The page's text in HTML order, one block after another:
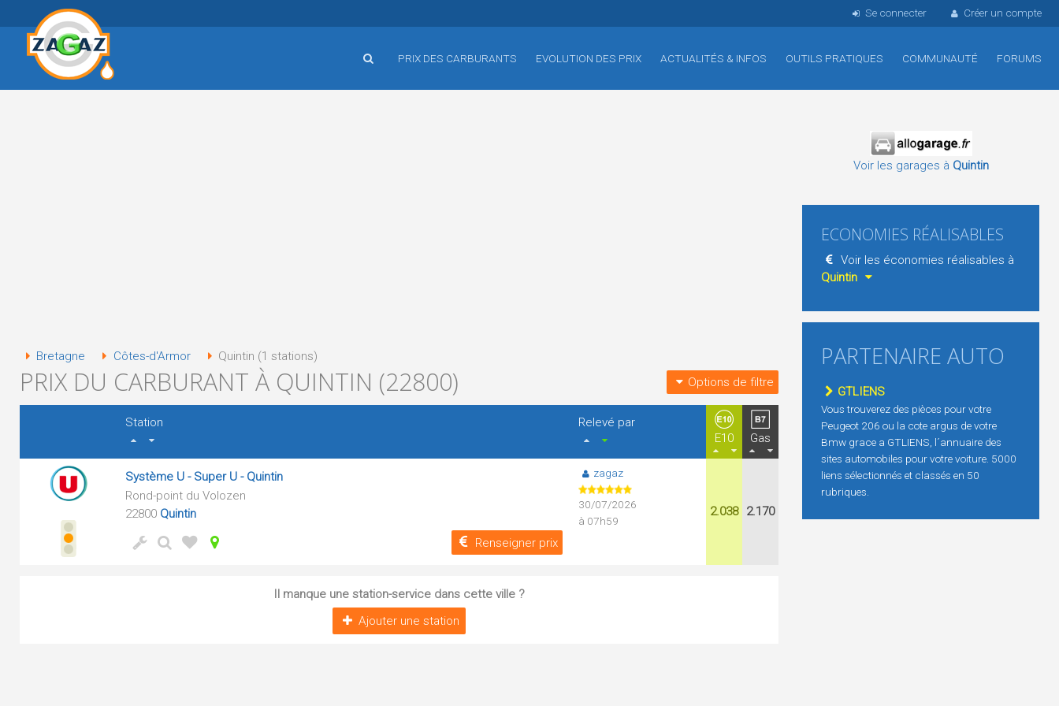
Se connecter Créer un compte
PRIX DES CARBURANTS EVOLUTION DES PRIX ACTUALITÉS & INFOS OUTILS PRATIQUES COMMUNAUTÉ FORUMS
Bretagne Côtes-d'Armor Quintin (1 stations)
PRIX DU CARBURANT À QUINTIN (22800) Options de filtre
Station
Relevé par
E10
Gas
Système U - Super U - Quintin
Rond-point du Volozen
22800 Quintin
Renseigner prix
zagaz
30/07/2026
à 07h59
2.038 2.170
Il manque une station-service dans cette ville ?
Ajouter une station
Voir les garages à Quintin
ECONOMIES RÉALISABLES
Voir les économies réalisables à
Quintin
PARTENAIRE AUTO
GTLIENS
Vous trouverez des pièces pour votre
Peugeot 206 ou la cote argus de votre
Bmw grace a GTLIENS, l´annuaire des
sites automobiles pour votre voiture. 5000
liens sélectionnés et classés en 50
rubriques.